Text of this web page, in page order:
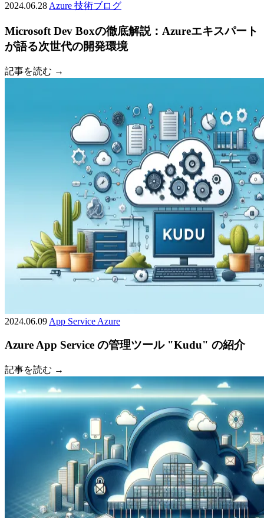
2024.06.28 Azure 技術ブログ
Microsoft Dev Boxの徹底解説：Azureエキスパート
が語る次世代の開発環境
記事を読む →
2024.06.09 App Service Azure
Azure App Service の管理ツール "Kudu" の紹介
記事を読む →